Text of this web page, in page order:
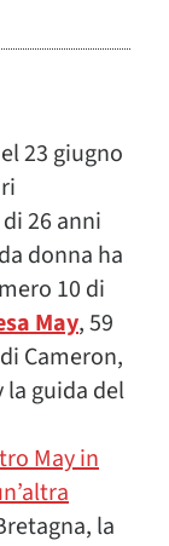
23 giugno
26 anni
donna ha
10 di
May, 59
Cameron,
la guida del
May in
la